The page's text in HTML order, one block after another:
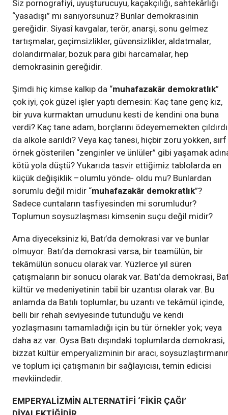
Siz pornografiyi, uyuşturucuyu, kaçakçılığı, sahtekârlığı
“yasadışı” mı sanıyorsunuz? Bunlar demokrasinin
gereğidir. Siyasî kavgalar, terör, anarşi, sonu gelmez
tartışmalar, geçimsizlikler, güvensizlikler, aldatmalar,
dolandırmalar, bozuk para gibi harcamalar, hep
demokrasinin gereğidir.
Şimdi hiç kimse kalkıp da “muhafazakâr demokratlık”
çok iyi, çok güzel işler yaptı demesin: Kaç tane genç kız,
bir yuva kurmaktan umudunu kesti de kendini ona buna
verdi? Kaç tane adam, borçlarını ödeyememekten çıldırdı
da alkole sarıldı? Veya kaç tanesi, hiçbir zoru yokken, sırf
örnek gösterilen “zenginler ve ünlüler” gibi yaşamak
kötü yola düştü? Yukarıda tasvir ettiğimiz tablolarda en
küçük değişiklik –olumlu yönde- oldu mu? Bunlardan
sorumlu değil midir “muhafazakâr demokratlık”?
Sadece cuntaların tasfiyesinden mi sorumludur?
Toplumun soysuzlaşması kimsenin suçu değil midir?
Ama diyeceksiniz ki, Batı’da demokrasi var ve bunlar
olmuyor. Batı’da demokrasi varsa, bir teamülün, bir
tekâmülün sonucu olarak var. Yüzlerce yıl süren
çatışmaların bir sonucu olarak var. Batı’da demokrasi,
kültür ve medeniyetinin tabiî bir uzantısı olarak var. Bu
anlamda da Batılı toplumlar, bu uzantı ve tekâmül içinde,
belli bir rehah seviyesinde tutunduğu ve kendi
yozlaşmasını tamamladığı için bu tür örnekler yok; veya
daha az var. Oysa Batı dışındaki toplumlarda demokrasi,
bizzat kültür emperyalizminin bir aracı,
ve toplum içi çatışmanın bir sağlayıcısı, temin edicisi
mevkiindedir.
EMPERYALİZMİN ALTERNATİFİ ‘FİKİR ÇAĞI’